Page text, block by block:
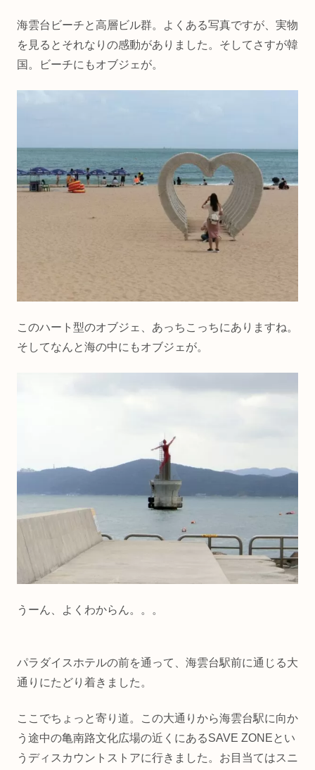
海雲台ビーチと高層ビル群。よくある写真ですが、実物
を見るとそれなりの感動がありました。そしてさすが韓
国。ビーチにもオブジェが。
このハート型のオブジェ、あっちこっちにありますね。
そしてなんと海の中にもオブジェが。
うーん、よくわからん。。。
パラダイスホテルの前を通って、海雲台駅前に通じる大
通りにたどり着きました。
ここでちょっと寄り道。この大通りから海雲台駅に向か
う途中の亀南路文化広場の近くにあるSAVE ZONEとい
うディスカウントストアに行きました。お目当てはスニ